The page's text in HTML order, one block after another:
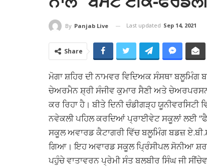
By Panjab Live Last updated Sep 14, 2021
Share
ਮੋਗਾ ਸ਼ਹਿਰ ਦੀ ਨਾਮਵਰ ਵਿਦਿਅਕ ਸੰਸਥਾ ਬਲੂਮਿੰਗ
ਚੇਅਰਮੈਨ ਸ਼੍ਰੀ ਸੰਜੀਵ ਕੁਮਾਰ ਸੈਣੀ ਅਤੇ
ਕਰ ਰਿਹਾ ਹੈ। ਬੀਤੇ ਦਿਨੀ ਚੰਡੀਗੜ੍ਹ
ਨਵੇਕਲੀ ਪਹਿਲ ਕਰਦਿਆਂ ਪ੍ਰਾਈਵੇਟ ਸਕੂਲਾਂ ਲਈ
ਸਕੂਲ ਅਵਾਰਡ ਕੈਟਾਗਰੀ ਵਿੱਚ ਬਲੂਮਿੰਗ ਬਡਜ਼
ਗਿਆ। ਇਹ ਅਵਾਰਡ ਸਕੂਲ ਪ੍ਰਿੰਸੀਪਲ ਸੋਨੀਆ
ਪਹੁੰਚੇ ਵਾਤਾਵਰਨ ਪ੍ਰੇਮੀ ਸੰਤ ਬਲਬੀਰ ਸਿੰਘ ਜੀ